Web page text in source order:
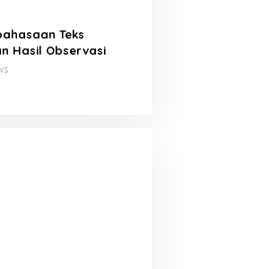
Teks
Hasil Observasi